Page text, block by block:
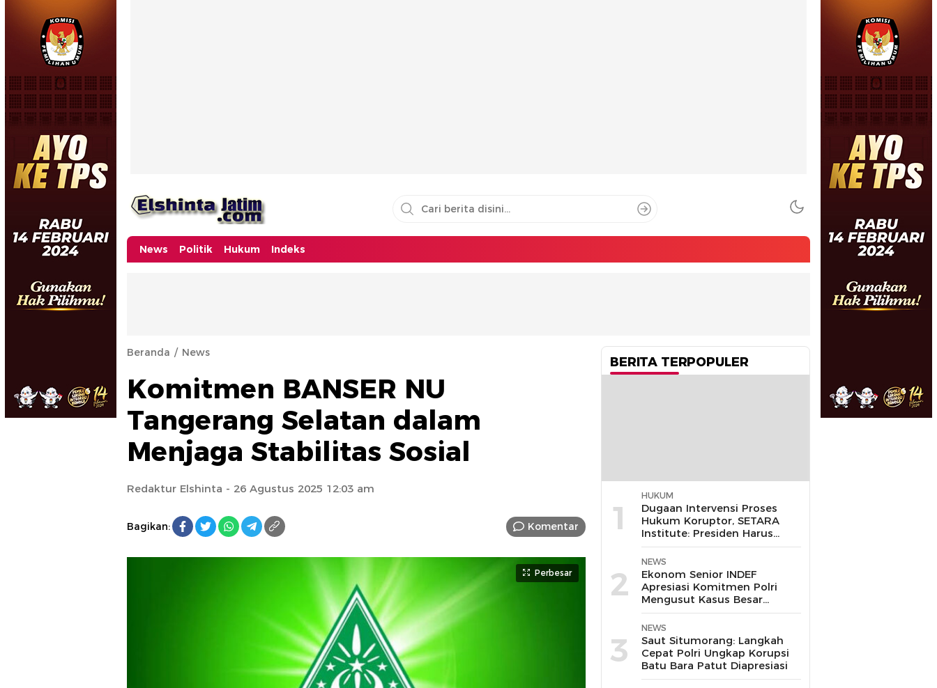
News Politik Hukum Indeks
Beranda News
Komitmen BANSER NU
Tangerang Selatan dalam
Menjaga Stabilitas Sosial
Redaktur Elshinta - 26 Agustus 2025 12:03 am
Bagikan: Komentar
Perbesar
BERITA TERPOPULER
1
HUKUM
Dugaan Intervensi Proses
Hukum Koruptor, SETARA
Institute: Presiden Harus
Pastikan TNI Tak
Disalahgunakan
2
NEWS
Ekonom Senior INDEF
Apresiasi Komitmen Polri
Mengusut Kasus Besar
hingga Tuntas
3
NEWS
Saut Situmorang: Langkah
Cepat Polri Ungkap Korupsi
Batu Bara Patut Diapresiasi